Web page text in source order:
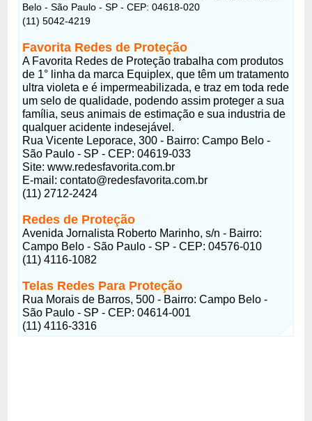
Belo - São Paulo - SP - CEP: 04618-020
(11) 5042-4219
Favorita Redes de Proteção
A Favorita Redes de Proteção trabalha com produtos
de 1° linha da marca Equiplex, que têm um tratamento
ultra violeta e é impermeabilizada, e traz em toda rede
um selo de qualidade, podendo assim proteger a sua
família, seus animais de estimação e sua industria de
qualquer acidente indesejável.
Rua Vicente Leporace, 300 - Bairro: Campo Belo -
São Paulo - SP - CEP: 04619-033
Site: www.redesfavorita.com.br
E-mail: contato@redesfavorita.com.br
(11) 2712-2424
Redes de Proteção
Avenida Jornalista Roberto Marinho, s/n - Bairro:
Campo Belo - São Paulo - SP - CEP: 04576-010
(11) 4116-1082
Telas Redes Para Proteção
Rua Morais de Barros, 500 - Bairro: Campo Belo -
São Paulo - SP - CEP: 04614-001
(11) 4116-3316